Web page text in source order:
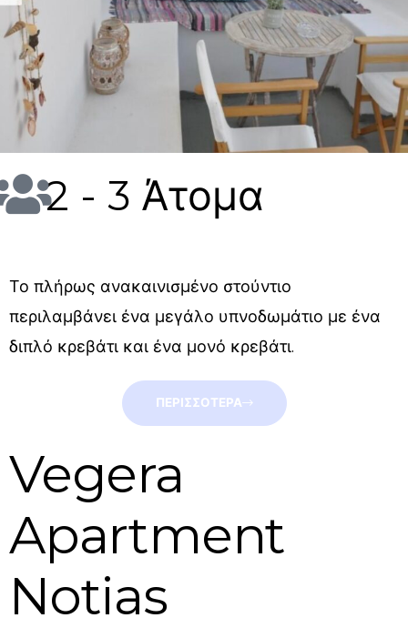
2 - 3 Άτομα
Το πλήρως ανακαινισμένο στούντιο
περιλαμβάνει ένα μεγάλο υπνοδωμάτιο με ένα
διπλό κρεβάτι και ένα μονό κρεβάτι.
ΠΕΡΙΣΣΟΤΕΡΑ
Vegera
Apartment
Notias